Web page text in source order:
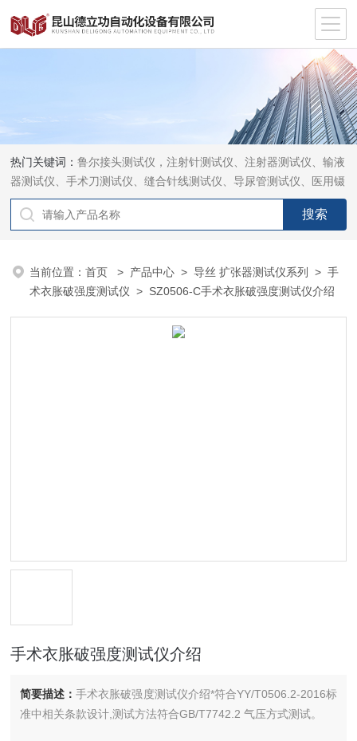
热门关键词：鲁尔接头测试仪，注射针测试仪、注射器测试仪、输液
器测试仪、手术刀测试仪、缝合针线测试仪、导尿管测试仪、医用镊
钳测试仪、导引管导丝测试仪、针灸针测试仪、留置针测试仪
当前位置：首页 > 产品中心 >导丝 扩张器测试仪系列 >手
术衣胀破强度测试仪 > SZ0506-C手术衣胀破强度测试仪介绍
手术衣胀破强度测试仪介绍
简要描述：手术衣胀破强度测试仪介绍*符合YY/T0506.2-2016标
准中相关条款设计,测试方法符合GB/T7742.2 气压方式测试。